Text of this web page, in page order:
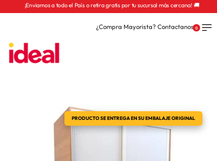
¡Enviamos a todo el País o retira gratis por tu sucursal más cercana! 🚚
¿Compra Mayorista? Contactanos 0
PRODUCTO SE ENTREGA EN SU EMBALAJE ORIGINAL